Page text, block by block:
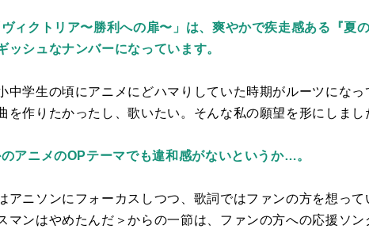
ィクトリア〜勝利への扉〜」は、爽やかで疾走感ある『夏
ッシュなナンバーになっています。
中学生の頃にアニメにどハマりしていた時期がルーツになっ
を作りたかったし、歌いたい。そんな私の願望を形にしまし
アニメのOPテーマでも違和感がないというか…。
アニソンにフォーカスしつつ、歌詞ではファンの方を想っ
マンはやめたんだ＞からの一節は、ファンの方への応援ソ